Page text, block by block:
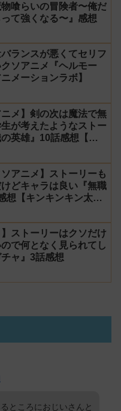
喰らいの冒険者〜俺だ
て強くなる〜』感想
バランスが悪くてセリフ
ソアニメ『ヘルモー
メーションラボ】
ニメ】剣の次は魔法で無
が考えたようなストー
英雄』10話感想【キ
ソアニメ】ストーリーも
どキャラは良い『無職
想【キンキンキン太
】ストーリーはクソだけ
で何となく見られてし
ャ』3話感想
ところにおじいさんと